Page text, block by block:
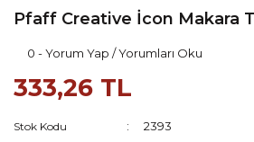
Pfaff Creative İcon Makara
0 - Yorum Yap / Yorumları Oku
333,26 TL
Stok Kodu 2393